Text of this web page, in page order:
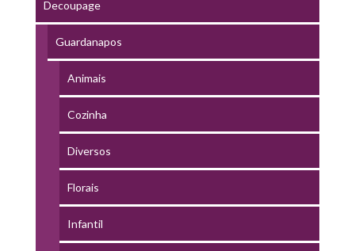
Decoupage
Guardanapos
Animais
Cozinha
Diversos
Florais
Infantil